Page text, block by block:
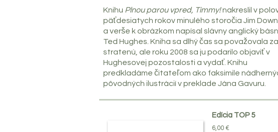
Knihu Plnou parou vpred, Timmy!nakreslil v
päťdesiatych rokov minulého storočia Jim
a verše k obrázkom napísal slávny anglický
Ted Hughes. Kniha sa dlhý čas sa považovala za
stratenú, ale roku 2008 sa ju podarilo objaviť v
Hughesovej pozostalosti a vydať. Knihu
predkladáme čitateľom ako faksimile
pôvodných ilustrácií v preklade Jána Gavuru.
Edícia TOP 5
6,00 €